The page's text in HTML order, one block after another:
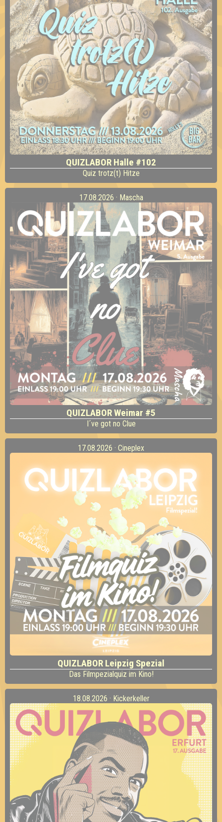
QUIZLABOR Halle #102
Quiz trotz(t) Hitze
17.08.2026 · Mascha
QUIZLABOR Weimar #5
I´ve got no Clue
17.08.2026 · Cineplex
QUIZLABOR Leipzig Spezial
Das Filmpezialquiz im Kino!
18.08.2026 · Kickerkeller